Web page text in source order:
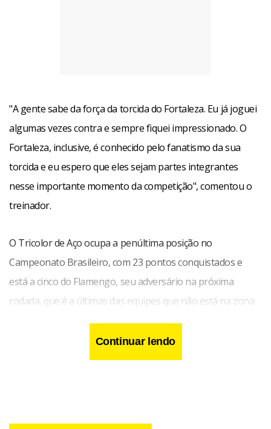
"A gente sabe da força da torcida do Fortaleza. Eu já joguei
algumas vezes contra e sempre fiquei impressionado. O
Fortaleza, inclusive, é conhecido pelo fanatismo da sua
torcida e eu espero que eles sejam partes integrantes
nesse importante momento da competição", comentou o
treinador.
O Tricolor de Aço ocupa a penúltima posição no
Campeonato Brasileiro, com 23 pontos conquistados e
está a cinco do Flamengo, seu adversário na próxima
rodada, que é a últimas das equipes que não está na zona
de rebaixamento do torneio. O Fortaleza já acumula um
jejum de cinco jogos sem vitórias, desde o 4 x 1 diante do
Juventude, na 18ª rodada.
Continuar lendo